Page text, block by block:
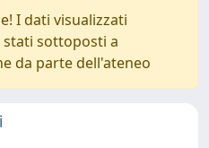
I dati visualizzati
stati sottoposti a
da parte dell'ateneo